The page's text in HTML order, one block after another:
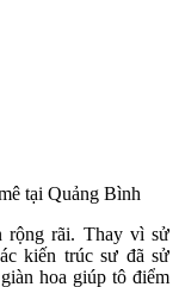
tại Quảng Bình
rộng rãi. Thay vì sử
kiến trúc sư đã sử
hoa giúp tô điểm